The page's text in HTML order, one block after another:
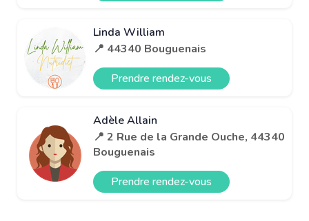
Linda William
📍 44340 Bouguenais
Prendre rendez-vous
Adèle Allain
📍 2 Rue de la Grande Ouche, 44340
Bouguenais
Prendre rendez-vous